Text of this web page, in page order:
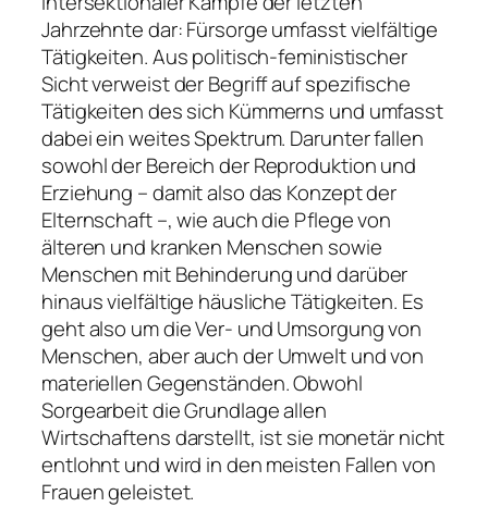
Jahrzehnte dar: Fürsorge umfasst vielfältige
Tätigkeiten. Aus politisch-feministischer
Sicht verweist der Begriff auf spezifische
Tätigkeiten dessich Kümmerns und umfasst
dabei ein weites Spektrum. Darunter fallen
sowohl der Bereich der Reproduktion und
Erziehung – damit also das Konzept der
Elternschaft –, wie auch die Pflege von
älteren und kranken Menschen sowie
Menschen mit Behinderung und darüber
hinaus vielfältige häusliche Tätigkeiten. Es
geht also um die Ver- und Umsorgung von
Menschen, aber auch der Umwelt und von
materiellen Gegenständen. Obwohl
Sorgearbeit die Grundlage allen
Wirtschaftens darstellt, ist sie monetär nicht
entlohnt und wird in den meisten Fallen von
Frauen geleistet.